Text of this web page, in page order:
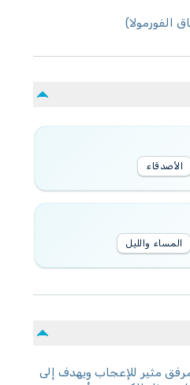
الأصدقاء
المساء والليل
مثير للإعجاب ويهدف إلى